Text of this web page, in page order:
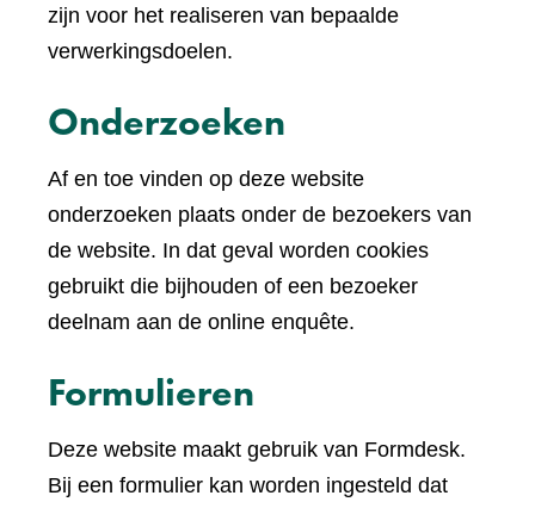
website)
zijn voor het realiseren van bepaalde
verwerkingsdoelen.
Onderzoeken
Af en toe vinden op deze website
onderzoeken plaats onder de bezoekers van
de website. In dat geval worden cookies
gebruikt die bijhouden of een bezoeker
deelnam aan de online enquête.
Formulieren
Deze website maakt gebruik van Formdesk.
Bij een formulier kan worden ingesteld dat